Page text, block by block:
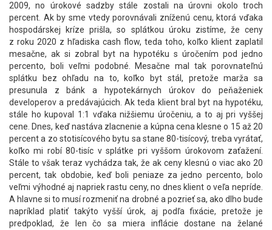
2009, no úrokové sadzby stále zostali na úrovni okolo troch
percent. Ak by sme vtedy porovnávali zníženú cenu, ktorá vďaka
hospodárskej kríze prišla, so splátkou úroku zistíme, že ceny
z roku 2020 z hľadiska cash flow, teda toho, koľko klient zaplatil
mesačne, ak si zobral byt na hypotéku s úročením pod jedno
percento, boli veľmi podobné. Mesačne mal tak porovnateľnú
splátku bez ohľadu na to, koľko byt stál, pretože marža sa
presunula z bánk a hypotekárnych úrokov do peňaženiek
developerov a predávajúcich. Ak teda klient bral byt na hypotéku,
stále ho kupoval 1:1 vďaka nižšiemu úročeniu, a to aj pri vyššej
cene. Dnes, keď nastáva zlacnenie a kúpna cena klesne o 15 až 20
percent a zo stotisícového bytu sa stane 80-tisícový, treba vyrátať,
koľko mi robí 80-tisíc v splátke pri vyššom úrokovom zaťažení.
Stále to však teraz vychádza tak, že ak ceny klesnú o viac ako 20
percent, tak obdobie, keď boli peniaze za jedno percento, bolo
veľmi výhodné aj napriek rastu ceny, no dnes klient o veľa nepríde.
A hlavne si to musí rozmeniť na drobné a pozrieť sa, ako dlho bude
napríklad platiť takýto vyšší úrok, aj podľa fixácie, pretože je
predpoklad, že len čo sa miera inflácie dostane na želané